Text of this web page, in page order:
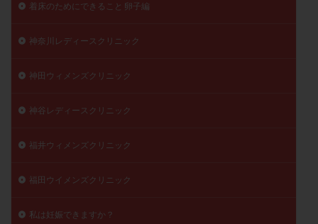
着床のためにできること 卵子編
神奈川レディースクリニック
神田ウィメンズクリニック
神谷レディースクリニック
福井ウィメンズクリニック
福田ウイメンズクリニック
私は妊娠できますか？